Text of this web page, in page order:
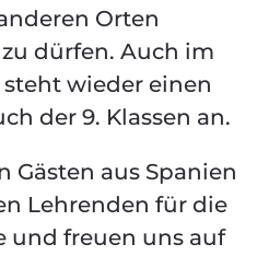
Orten
dürfen. Auch im
wieder einen
der 9. Klassen an.
Gästen aus Spanien
Lehrenden für die
und freuen uns auf